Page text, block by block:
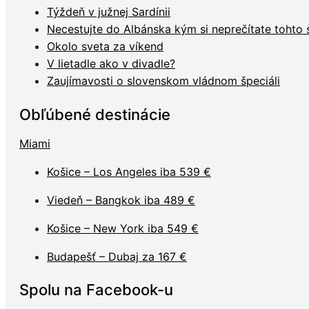
Týždeň v južnej Sardínii
Necestujte do Albánska kým si neprečítate tohto
Okolo sveta za víkend
V lietadle ako v divadle?
Zaujímavosti o slovenskom vládnom špeciáli
Obľúbené destinácie
Miami
Košice – Los Angeles iba 539 €
Viedeň – Bangkok iba 489 €
Košice – New York iba 549 €
Budapešť – Dubaj za 167 €
Spolu na Facebook-u